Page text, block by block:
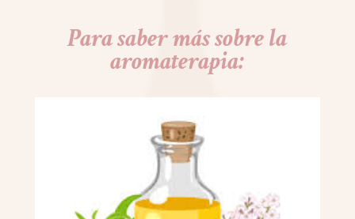
Para saber más sobre la
aromaterapia: